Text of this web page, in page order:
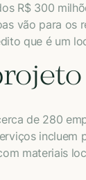
R$ 300
vão para
que é um
de 280
materiais